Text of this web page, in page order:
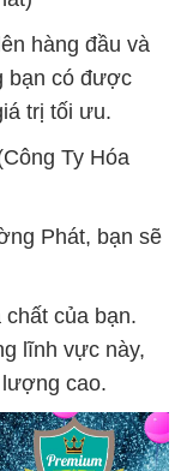
hàng đầu và
bạn có được
trị tối ưu.
Ty Hóa
Phát, bạn sẽ
của bạn.
lĩnh vực này,
cao.